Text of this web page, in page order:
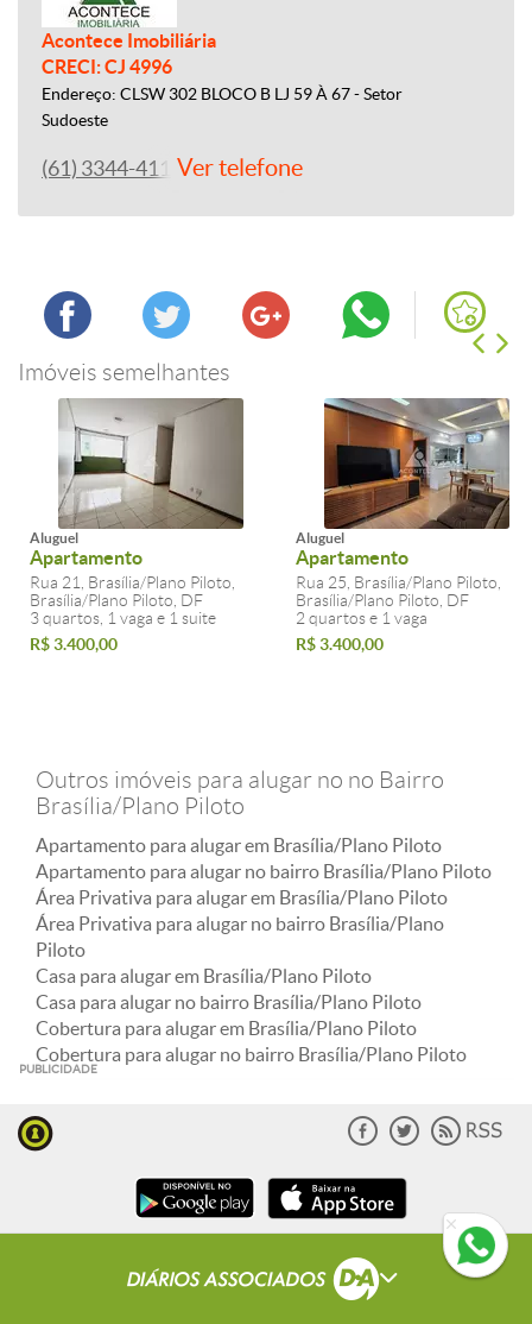
Acontece Imobiliária
CRECI: CJ 4996
Endereço: CLSW 302 BLOCO B LJ 59 À 67 - Setor
Sudoeste
(61) 3344-4112Ver telefone
Imóveis semelhantes
Aluguel
Apartamento
Rua 21, Brasília/Plano Piloto,
Brasília/Plano Piloto, DF
3 quartos, 1 vaga e 1 suite
R$ 3.400,00
Aluguel
Apartamento
Rua 25, Brasília/Plano Piloto,
Brasília/Plano Piloto, DF
2 quartos e 1 vaga
R$ 3.400,00
Outros imóveis para alugar no no Bairro
Brasília/Plano Piloto
Apartamento para alugar em Brasília/Plano Piloto
Apartamento para alugar no bairro Brasília/Plano Piloto
Área Privativa para alugar em Brasília/Plano Piloto
Área Privativa para alugar no bairro Brasília/Plano
Piloto
Casa para alugar em Brasília/Plano Piloto
Casa para alugar no bairro Brasília/Plano Piloto
Cobertura para alugar em Brasília/Plano Piloto
Cobertura para alugar no bairro Brasília/Plano Piloto
PUBLICIDADE